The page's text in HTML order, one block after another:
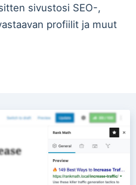
sivustosi SEO-,
profiilit ja muut